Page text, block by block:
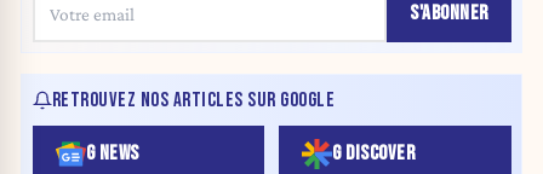
S'ABONNER
RETROUVEZ NOS ARTICLES SUR GOOGLE
G NEWS G DISCOVER